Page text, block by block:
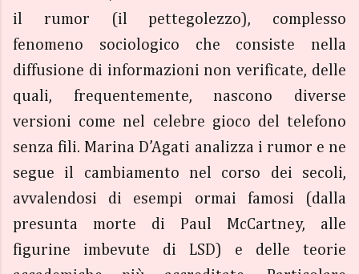
il rumor (il pettegolezzo), complesso
fenomeno sociologico che consiste nella
diffusione di informazioni non verificate, delle
quali, frequentemente, nascono diverse
versioni come nel celebre gioco del telefono
senza fili. Marina D’Agati analizza i rumor e ne
segue il cambiamento nel corso dei secoli,
avvalendosi di esempi ormai famosi (dalla
presunta morte di Paul McCartney, alle
figurine imbevute di LSD) e delle teorie